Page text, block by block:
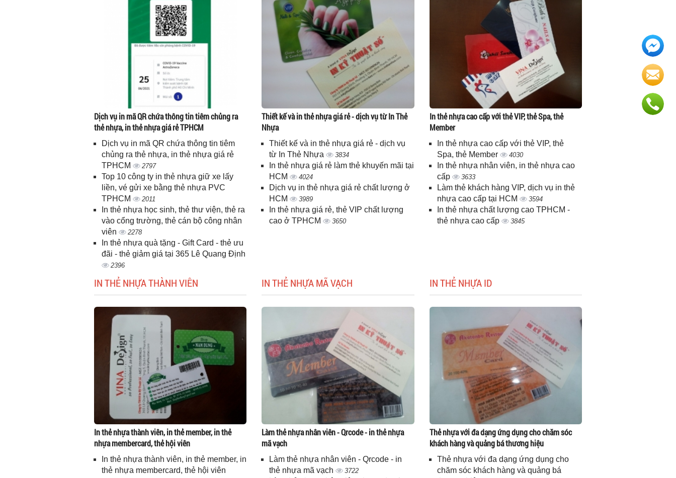
Dịch vụ in mã QR chứa thông tin tiêm chủng ra
thẻ nhựa, in thẻ nhựa giá rẻ TPHCM
Dịch vụ in mã QR chứa thông tin tiêm
chủng ra thẻ nhựa, in thẻ nhựa giá rẻ
TPHCM
2797
Top 10 công ty in thẻ nhựa giữ xe lấy
liền, vé gửi xe bằng thẻ nhựa PVC
TPHCM
2011
In thẻ nhựa học sinh, thẻ thư viện, thẻ ra
vào cổng trường, thẻ cán bộ công nhân
viên
2278
In thẻ nhựa quà tặng - Gift Card - thẻ ưu
đãi - thẻ giảm giá tại 365 Lê Quang Định
2396
Thiết kế và in thẻ nhựa giá rẻ - dịch vụ từ In Thẻ
Nhựa
Thiết kế và in thẻ nhựa giá rẻ - dịch vụ
từ In Thẻ Nhựa
3834
In thẻ nhựa giá rẻ làm thẻ khuyến mãi tại
HCM
4024
Dịch vụ in thẻ nhựa giá rẻ chất lượng ở
HCM
3989
In thẻ nhựa giá rẻ, thẻ VIP chất lượng
cao ở TPHCM
3650
In thẻ nhựa cao cấp với thẻ VIP, thẻ Spa, thẻ
Member
In thẻ nhựa cao cấp với thẻ VIP, thẻ
Spa, thẻ Member
4030
In thẻ nhựa nhân viên, in thẻ nhựa cao
cấp
3633
Làm thẻ khách hàng VIP, dịch vụ in thẻ
nhựa cao cấp tại HCM
3594
In thẻ nhựa chất lượng cao TPHCM -
thẻ nhựa cao cấp
3845
IN THẺ NHỰA THÀNH VIÊN
In thẻ nhựa thành viên, in thẻ member, in thẻ
nhựa membercard, thẻ hội viên
In thẻ nhựa thành viên, in thẻ member, in
thẻ nhựa membercard, thẻ hội viên
IN THẺ NHỰA MÃ VẠCH
Làm thẻ nhựa nhân viên - Qrcode - in thẻ nhựa
mã vạch
Làm thẻ nhựa nhân viên - Qrcode - in
thẻ nhựa mã vạch
3722
IN THẺ NHỰA ID
Thẻ nhựa với đa dạng ứng dụng cho chăm sóc
khách hàng và quảng bá thương hiệu
Thẻ nhựa với đa dạng ứng dụng cho
chăm sóc khách hàng và quảng bá